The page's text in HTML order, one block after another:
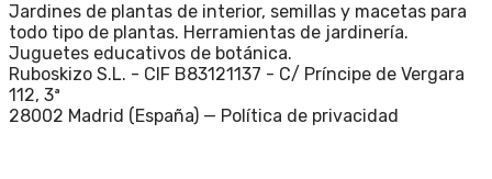
Jardines de plantas de interior, semillas y macetas para
todo tipo de plantas. Herramientas de jardinería.
Juguetes educativos de botánica.
Ruboskizo S.L. - CIF B83121137 - C/ Príncipe de Vergara
112, 3ª
28002 Madrid (España) — Política de privacidad